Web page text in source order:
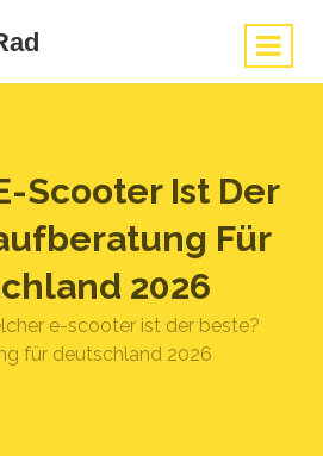
Scooter Ist Der
Für
2026
e-scooter ist der beste?
für deutschland 2026